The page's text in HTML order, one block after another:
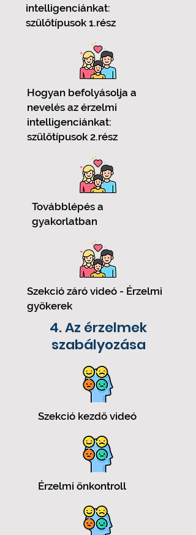
intelligenciánkat:
szülőtípusok 1.rész
Hogyan befolyásolja a
nevelés az érzelmi
intelligenciánkat:
szülőtípusok 2.rész
Továbblépés a
gyakorlatban
Szekció záró videó - Érzelmi
gyökerek
4. Az érzelmek
szabályozása
Szekció kezdő videó
Érzelmi önkontroll